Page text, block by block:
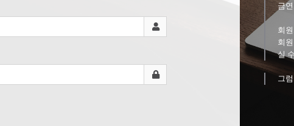
금
회
회
실
그